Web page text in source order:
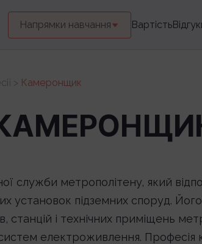
Напрямки навчання Вартість
> Камеронщик
служби метрополітену, який
установок підземних споруд.
станцій і технічних приміщень
електроживлення. Професія